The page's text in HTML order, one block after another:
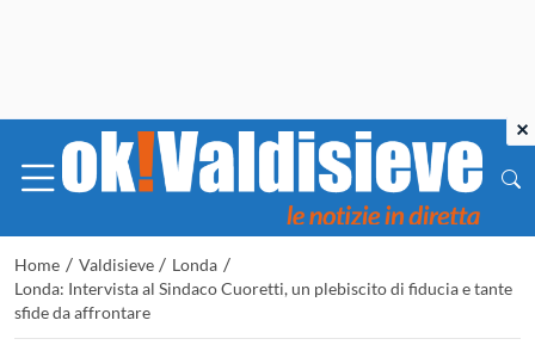
Home / Valdisieve / Londa /
Londa: Intervista al Sindaco Cuoretti, un plebiscito di fiducia e tante
sfide da affrontare
×